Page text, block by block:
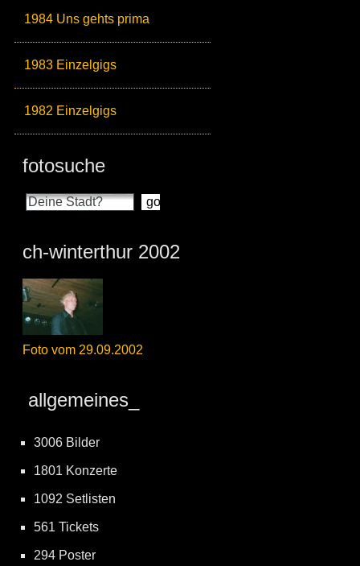
1984 Uns gehts prima
1983 Einzelgigs
1982 Einzelgigs
fotosuche
ch-winterthur 2002
Foto vom 29.09.2002
allgemeines_
3006 Bilder
1801 Konzerte
1092 Setlisten
561 Tickets
294 Poster